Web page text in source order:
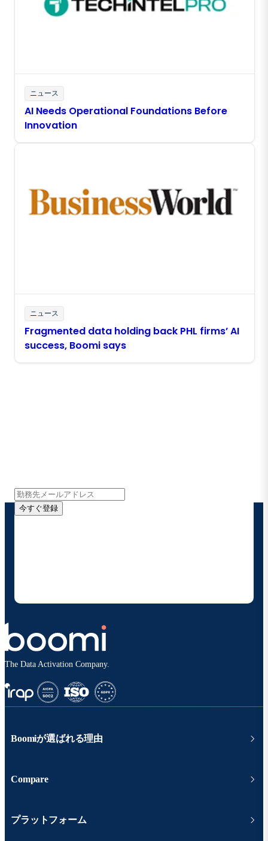
ニュース
AI Needs Operational Foundations Before
Innovation
ニュース
Fragmented data holding back PHL firms’ AI
success, Boomi says
今すぐ登録
The Data Activation Company.
Boomiが選ばれる理由
Compare
プラットフォーム